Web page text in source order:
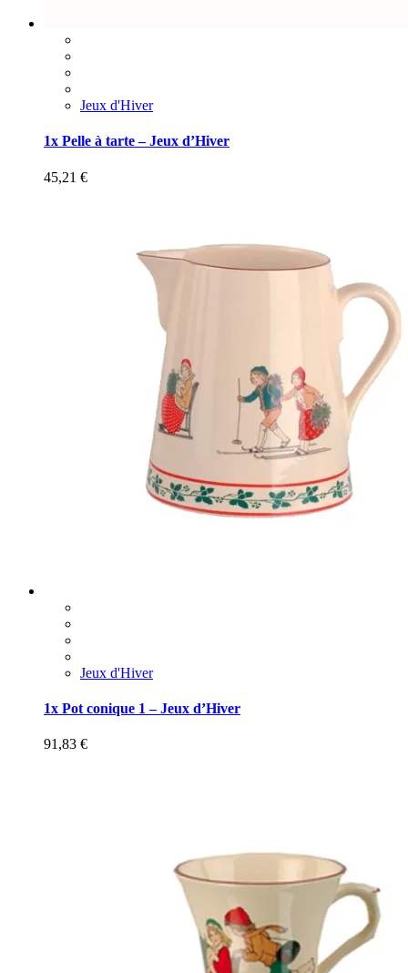
Jeux d'Hiver
1x Pelle à tarte – Jeux d’Hiver
45,21 €
Jeux d'Hiver
1x Pot conique 1 – Jeux d’Hiver
91,83 €